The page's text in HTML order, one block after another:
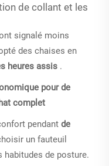
de collant et les
signalé moins
des chaises en
heures assis .
pour de
complet
pendant de
un fauteuil
habitudes de posture.